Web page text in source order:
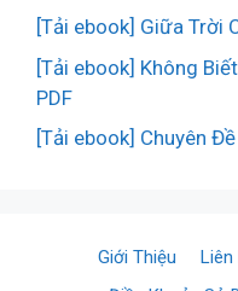
[Tải ebook] Giữa Trời
[Tải ebook] Không
PDF
[Tải ebook] Chuyên
Giới Thiệu Liên